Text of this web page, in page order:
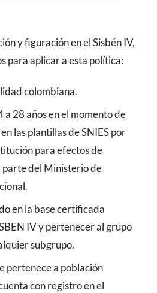
y figuración en el Sisbén IV,
para aplicar a esta política:
colombiana.
a 28 años en el momento de
las plantillas de SNIES por
para efectos de
del Ministerio de
en la base certificada
IV y pertenecer al grupo
subgrupo.
pertenece a población
con registro en el